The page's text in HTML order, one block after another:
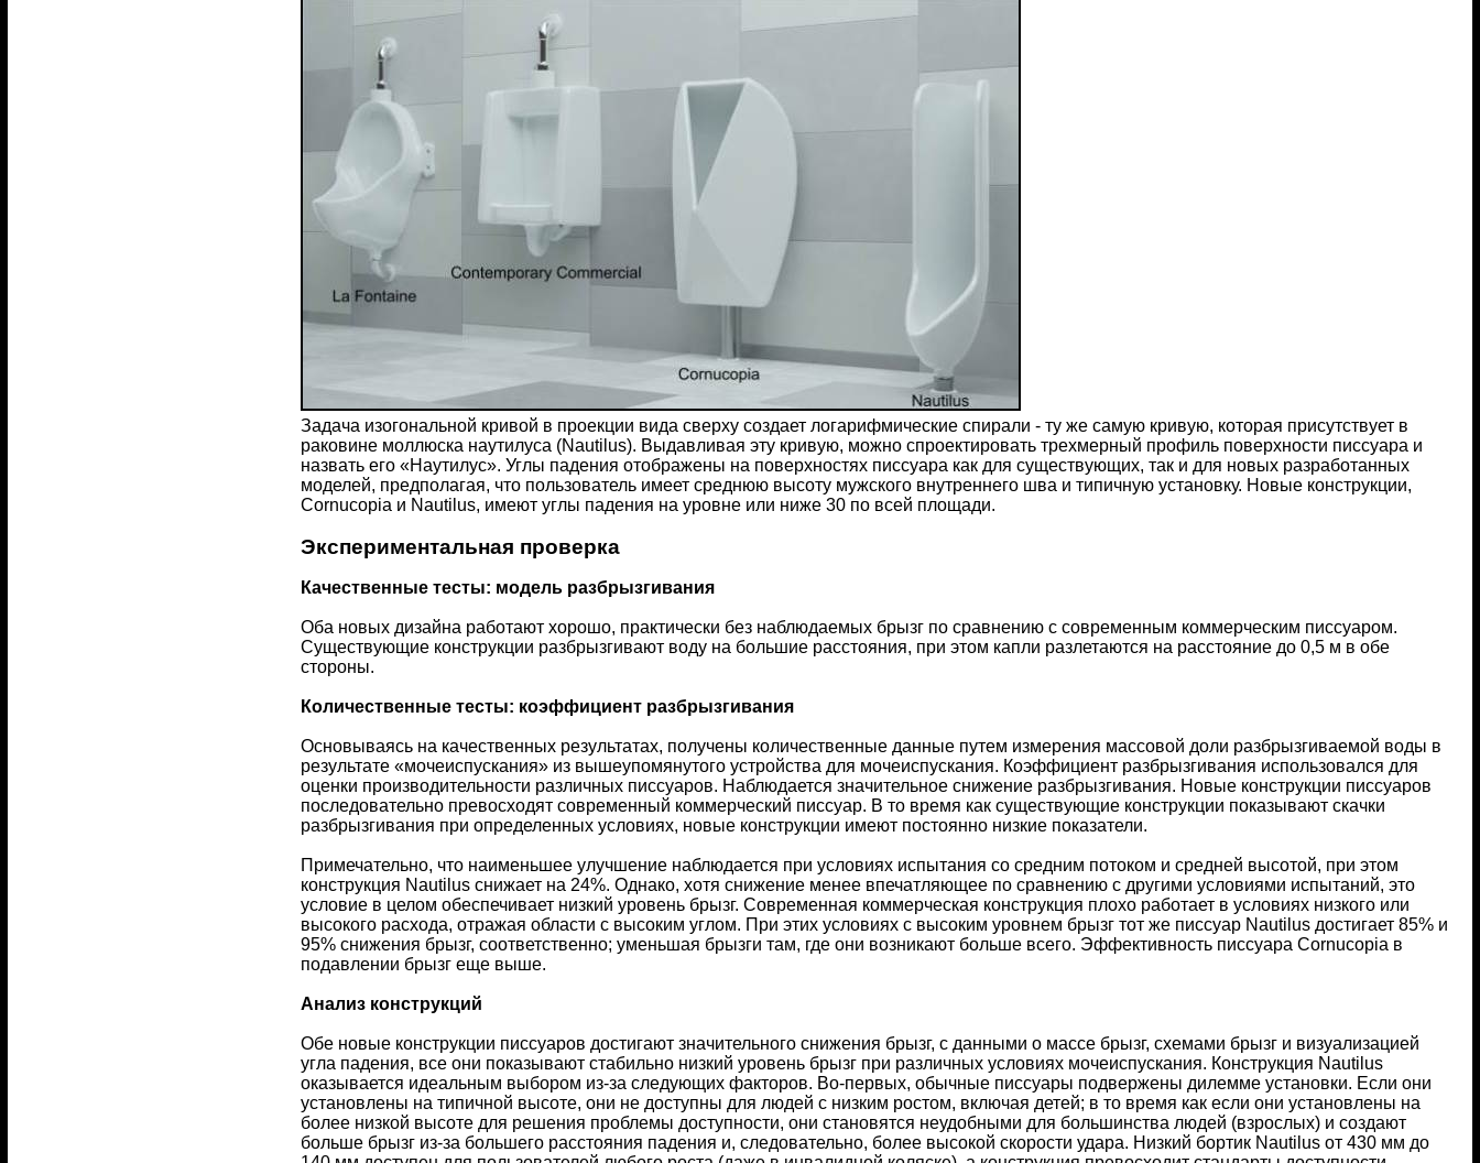
Задача изогональной кривой в проекции вида сверху создает логарифмические спирали - ту же самую кривую, которая присутствует в
раковине моллюска наутилуса (Nautilus). Выдавливая эту кривую, можно спроектировать трехмерный профиль поверхности писсуара и
назвать его «Наутилус». Углы падения отображены на поверхностях писсуара как для существующих, так и для новых разработанных
моделей, предполагая, что пользователь имеет среднюю высоту мужского внутреннего шва и типичную установку. Новые конструкции,
Cornucopia и Nautilus, имеют углы падения на уровне или ниже 30 по всей площади.
Экспериментальная проверка
Качественные тесты: модель разбрызгивания
Оба новых дизайна работают хорошо, практически без наблюдаемых брызг по сравнению с современным коммерческим писсуаром.
Существующие конструкции разбрызгивают воду на большие расстояния, при этом капли разлетаются на расстояние до 0,5 м в обе
стороны.
Количественные тесты: коэффициент разбрызгивания
Основываясь на качественных результатах, получены количественные данные путем измерения массовой доли разбрызгиваемой воды в
результате «мочеиспускания» из вышеупомянутого устройства для мочеиспускания. Коэффициент разбрызгивания использовался для
оценки производительности различных писсуаров. Наблюдается значительное снижение разбрызгивания. Новые конструкции писсуаров
последовательно превосходят современный коммерческий писсуар. В то время как существующие конструкции показывают скачки
разбрызгивания при определенных условиях, новые конструкции имеют постоянно низкие показатели.
Примечательно, что наименьшее улучшение наблюдается при условиях испытания со средним потоком и средней высотой, при этом
конструкция Nautilus снижает на 24%. Однако, хотя снижение менее впечатляющее по сравнению с другими условиями испытаний, это
условие в целом обеспечивает низкий уровень брызг. Современная коммерческая конструкция плохо работает в условиях низкого или
высокого расхода, отражая области с высоким углом. При этих условиях с высоким уровнем брызг тот же писсуар Nautilus достигает 85% и
95% снижения брызг, соответственно; уменьшая брызги там, где они возникают больше всего. Эффективность писсуара Cornucopia в
подавлении брызг еще выше.
Анализ конструкций
Обе новые конструкции писсуаров достигают значительного снижения брызг, с данными о массе брызг, схемами брызг и визуализацией
угла падения, все они показывают стабильно низкий уровень брызг при различных условиях мочеиспускания. Конструкция Nautilus
оказывается идеальным выбором из-за следующих факторов. Во-первых, обычные писсуары подвержены дилемме установки. Если они
установлены на типичной высоте, они не доступны для людей с низким ростом, включая детей; в то время как если они установлены на
более низкой высоте для решения проблемы доступности, они становятся неудобными для большинства людей (взрослых) и создают
больше брызг из-за большего расстояния падения и, следовательно, более высокой скорости удара. Низкий бортик Nautilus от 430 мм до